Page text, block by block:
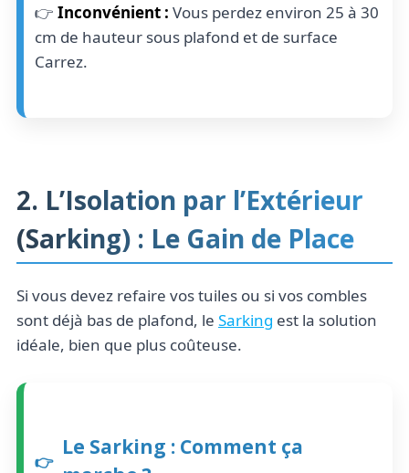
👉 Inconvénient : Vous perdez environ 25 à 30
cm de hauteur sous plafond et de surface
Carrez.
2. L’Isolation par l’Extérieur
(Sarking) : Le Gain de Place
Si vous devez refaire vos tuiles ou si vos combles
sont déjà bas de plafond, le Sarking est la solution
idéale, bien que plus coûteuse.
Le Sarking : Comment ça